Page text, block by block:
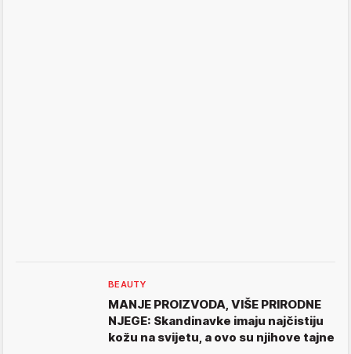
BEAUTY
MANJE PROIZVODA, VIŠE PRIRODNE
NJEGE: Skandinavke imaju najčistiju
kožu na svijetu, a ovo su njihove tajne